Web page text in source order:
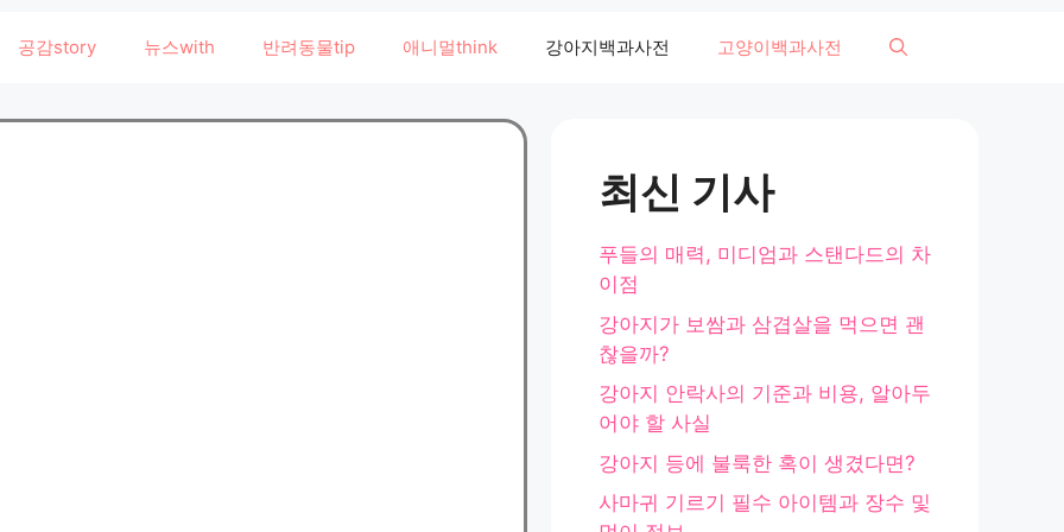
공감story 뉴스with 반려동물tip 애니멀think 강아지백과사전 고양이백과사전
최신 기사
푸들의 매력, 미디엄과 스탠다드의 차
이점
강아지가 보쌈과 삼겹살을 먹으면 괜
찮을까?
강아지 안락사의 기준과 비용, 알아두
어야 할 사실
강아지 등에 불룩한 혹이 생겼다면?
사마귀 기르기 필수 아이템과 장수 및